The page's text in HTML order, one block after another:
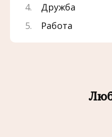
Дружба
Работа